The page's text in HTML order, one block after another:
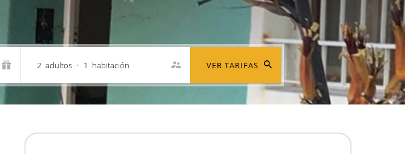
2 adultos • 1 habitación VER TARIFAS